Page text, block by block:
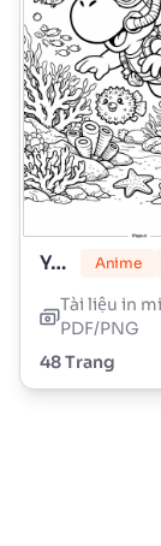
Yoshi Anime
Tài liệu in
PDF/PNG
48 Trang